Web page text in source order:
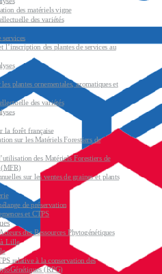
des matériels vigne
des variétés
services
l’inscription des plantes de services au
plantes ornementales, aromatiques et
des variétés
la forêt française
sur les Matériels Forestiers de
des Matériels Forestiers de
(MFR)
sur les ventes de graines et plants
de préservation
et CTPS
des Ressources Phytogénétiques
Lille
relative à la conservation des
(RPG)